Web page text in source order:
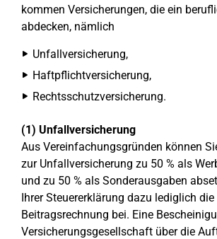
kommen Versicherungen, die ein
abdecken, nämlich
Unfallversicherung,
Haftpflichtversicherung,
Rechtsschutzversicherung.
(1) Unfallversicherung
Aus Vereinfachungsgründen können
zur Unfallversicherung zu 50 % als
und zu 50 % als Sonderausgaben
Ihrer Steuererklärung dazu lediglich die
Beitragsrechnung bei. Eine
Versicherungsgesellschaft über die